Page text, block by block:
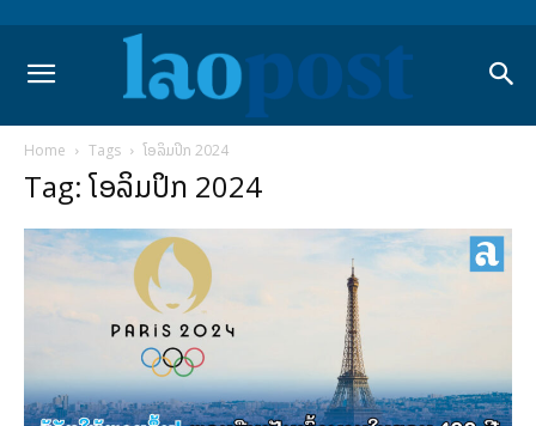
Home Tags ໂອລິມປິກ 2024
Tag: ໂອລິມປິກ 2024